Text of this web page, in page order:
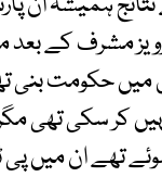
مشرف کے بعد
میں حکومت بنی
سالہ مدت پوری نہیں
تھے ان میں پی